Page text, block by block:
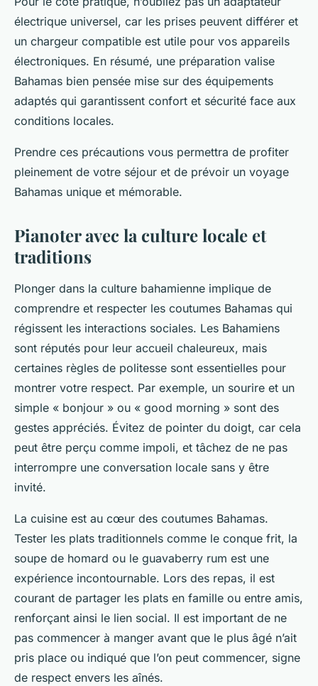
électrique universel, car les prises peuvent différer et
un chargeur compatible est utile pour vos appareils
électroniques. En résumé, une préparation valise
Bahamas bien pensée mise sur des équipements
adaptés qui garantissent confort et sécurité face aux
conditions locales.
Prendre ces précautions vous permettra de profiter
pleinement de votre séjour et de prévoir un voyage
Bahamas unique et mémorable.
Pianoter avec la culture locale et
traditions
Plonger dans la culture bahamienne implique de
comprendre et respecter les coutumes Bahamas qui
régissent les interactions sociales. Les Bahamiens
sont réputés pour leur accueil chaleureux, mais
certaines règles de politesse sont essentielles pour
montrer votre respect. Par exemple, un sourire et un
simple « bonjour » ou « good morning » sont des
gestes appréciés. Évitez de pointer du doigt, car cela
peut être perçu comme impoli, et tâchez de ne pas
interrompre une conversation locale sans y être
invité.
La cuisine est au cœur des coutumes Bahamas.
Tester les plats traditionnels comme le conque frit, la
soupe de homard ou le guavaberry rum est une
expérience incontournable. Lors des repas, il est
courant de partager les plats en famille ou entre amis,
renforçant ainsi le lien social. Il est important de ne
pas commencer à manger avant que le plus âgé n’ait
pris place ou indiqué que l’on peut commencer, signe
de respect envers les aînés.